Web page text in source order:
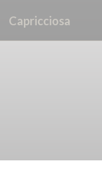
Capricciosa